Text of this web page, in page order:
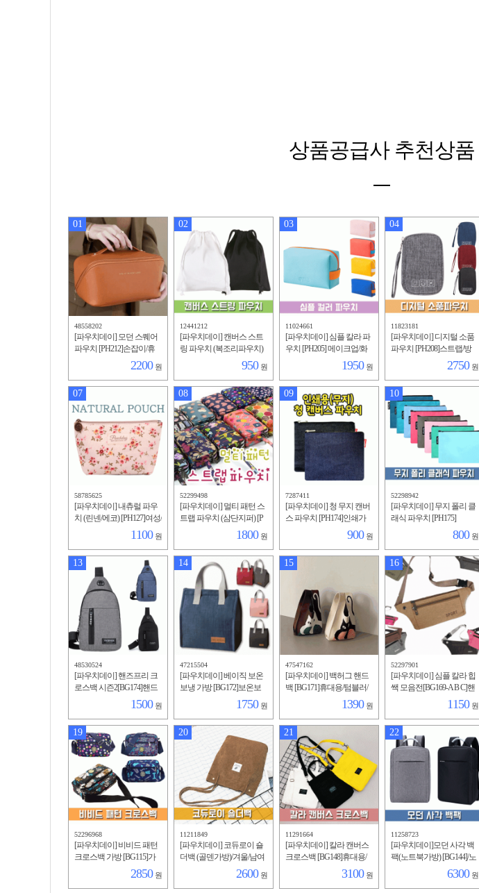
상품공급사 추천상품
01
48558202
[파우치데이] 모던 스퀘어
파우치 [PH212]손잡이/휴
대성/뷰티백/다용도/심플/
소지품/외출/메이크업/수
납
2200 원
02
12441212
[파우치데이] 캔버스 스트
링 파우치 (복조리파우치)
[PH209]인쇄가능/미술실습
용/다용도/소지품가방950 원
03
11024661
[파우치데이] 심플 칼라 파
우치 [PH205] 메이크업/화
장품/수납/다용도/생리대/
미니파우치/휴대용/방수/
수영
1950 원
04
11823181
[파우치데이] 디지털 소품
파우치 [PH208]스트랩/방
수/디지털/다용도/보조배
터리/메모리카드/충전케이
블
2750 원
07
58785625
[파우치데이] 내츄럴 파우
치 (린넨/에코) [PH127]여성/
미니/필통/휴대용/화장품/
다용도/수납/여자/메이크
업
1100 원
08
52299498
[파우치데이] 멀티 패턴 스
트랩 파우치 (삼단지퍼) [P
H201]케이스/패션/메이크
업/소지품가방/다용도
1800 원
09
7287411
[파우치데이] 청 무지 캔버
스 파우치 [PH174]인쇄가
능/다용도/미술실습용/미
900 원
10
52298942
[파우치데이] 무지 폴리 클
래식 파우치 [PH175]
800 원
13
48530524
[파우치데이] 핸즈프리 크
로스백 시즌2[BG174]핸드
폰가방/슬링백/크로스백/
휴대용/라부부/여행/키링/
스포츠
1500 원
14
47215504
[파우치데이] 베이직 보온
보냉 가방 [BG172]보온보
냉가방/캠핑/피크닉/휴대
용/인쇄/심플/보냉백/여행
용
1750 원
15
47547162
[파우치데이] 백허그 핸드
백 [BG171]휴대용/텀블러/
니트/가방/에코백/여성/데
일리백/미니/다용도/여행
용
1390 원
16
52297901
[파우치데이] 심플 칼라 힙
쌕 모음전[BG169-A B C]핸
드폰가방/외출/여행/미니
백/캐주얼/운동/인쇄/슬링
백
1150 원
19
52296968
[파우치데이] 비비드 패턴
크로스백 가방 [BG115]가
방/남성/여성/핸드폰/화장
품/라부부/키링/인쇄/휴대
2850 원
20
11211849
[파우치데이] 코듀로이 숄
더백 (골덴가방)/겨울/남여
공용/보조가방/코디/패션/
직장인용/학생용 [BG140]
2600 원
21
11291664
[파우치데이] 칼라 캔버스
크로스백 [BG148]휴대용/
여자/라부부/학원가방/여
성/핸드폰/키링/남자/남성/
3100 원
22
11258723
[파우치데이]모던 사각 백
팩(노트북가방) [BG144]/노
트북/디지털백/인쇄/키링/
라부부/에코백/남자/휴대
6300 원